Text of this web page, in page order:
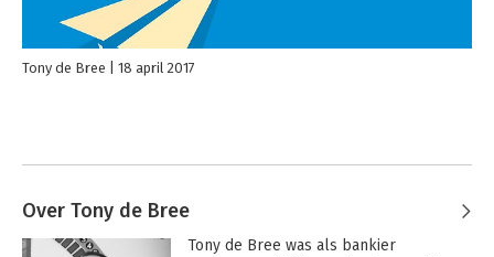
Tony de Bree 18 april 2017
Over Tony de Bree
Tony de Bree was als bankier